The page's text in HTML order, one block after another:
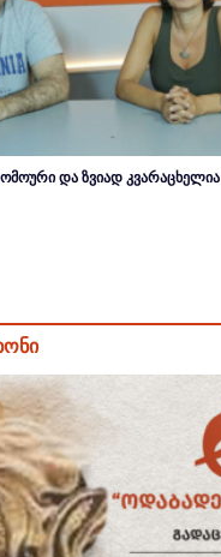
და ზვიად კვარაცხელია